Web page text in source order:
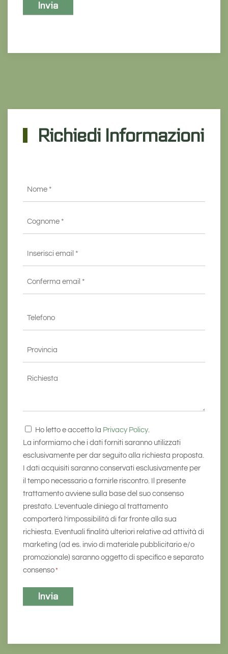
Richiedi Informazioni
email
*
Richiesta
Consenso
*
Ho letto e accetto la Privacy Policy.
La informiamo che i dati forniti saranno utilizzati
esclusivamente per dar seguito alla richiesta proposta.
I dati acquisiti saranno conservati esclusivamente per
il tempo necessario a fornirle riscontro. Il presente
trattamento avviene sulla base del suo consenso
prestato. L’eventuale diniego al trattamento
comporterà l’impossibilità di far fronte alla sua
richiesta. Eventuali finalità ulteriori relative ad attività di
marketing (ad es. invio di materiale pubblicitario e/o
promozionale) saranno oggetto di specifico e separato
consenso*